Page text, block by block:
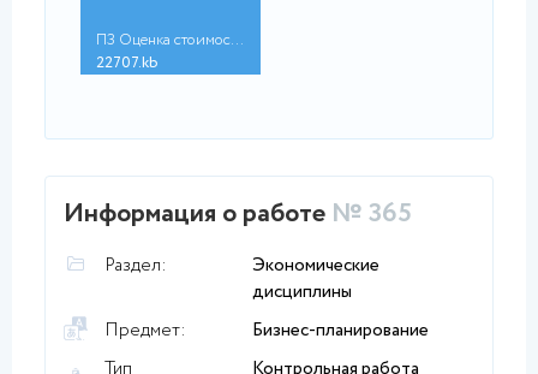
ПЗ Оценка стоимости ...
22707.kb
Информация о работе № 365
Раздел:
Экономические
дисциплины
Предмет:
Бизнес-планирование